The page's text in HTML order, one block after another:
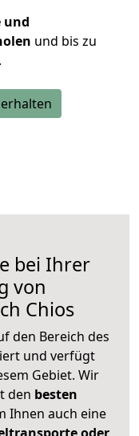
und
und bis zu
bei Ihrer
von
Chios
den Bereich des
und verfügt
Gebiet. Wir
den besten
Ihnen auch eine